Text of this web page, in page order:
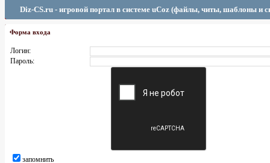
Diz-CS.ru - игровой портал в системе uCoz (файлы, читы, шаблоны и
Форма входа
Логин:
Пароль:
запомнить